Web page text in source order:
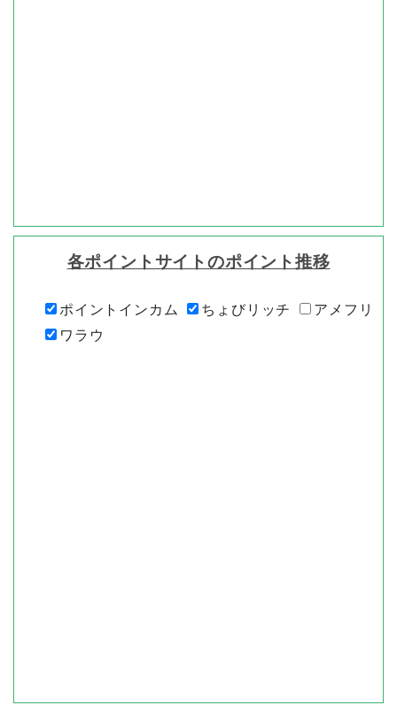
各ポイントサイトのポイント推移
ポイントインカム ちょびリッチ
アメフリ
ワラウ